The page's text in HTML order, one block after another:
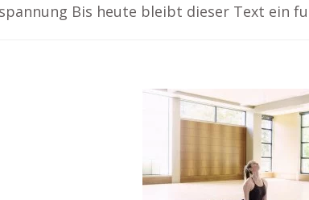
Bis heute bleibt dieser Text ein